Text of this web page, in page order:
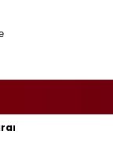
Persriliscom